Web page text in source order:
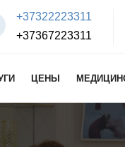
+37322223311
+37367223311
ЦЕНЫ